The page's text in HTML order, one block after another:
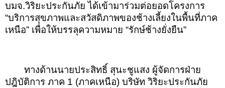
บมจ.วิริยะประกันภัย ได้เข้ามาร่วมต่อยอดโครงการ
“บริการสุขภาพและสวัสดิภาพของช้างเลี้ยงในพื้นที่ภาค
เหนือ” เพื่อให้บรรลุความหมาย “รักษ์ช้างยั่งยืน”
ทางด้านนายประสิทธิ์ สุนะชูแสง ผู้จัดการฝ่าย
ปฎิบัติการ ภาค 1 (ภาคเหนือ) บริษัท วิริยะประกันภัย